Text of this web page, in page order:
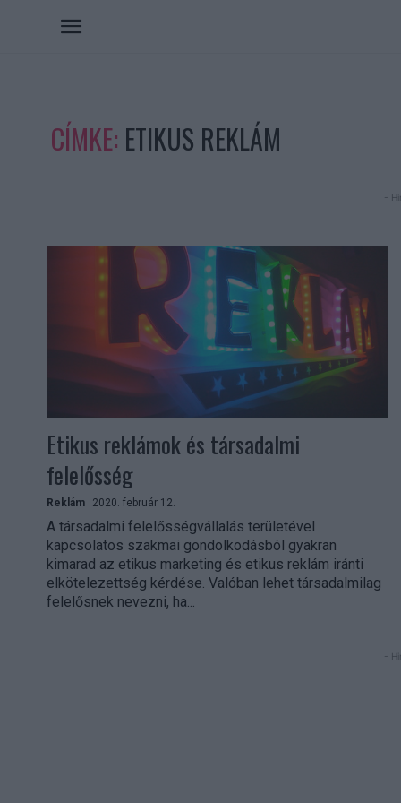
CÍMKE: ETIKUS REKLÁM
-
Etikus reklámok és társadalmi
felelősség
Reklám 2020. február 12.
A társadalmi felelősségvállalás területével
kapcsolatos szakmai gondolkodásból gyakran
kimarad az etikus marketing és etikus reklám iránti
elkötelezettség kérdése. Valóban lehet társadalmilag
felelősnek nevezni, ha...
-